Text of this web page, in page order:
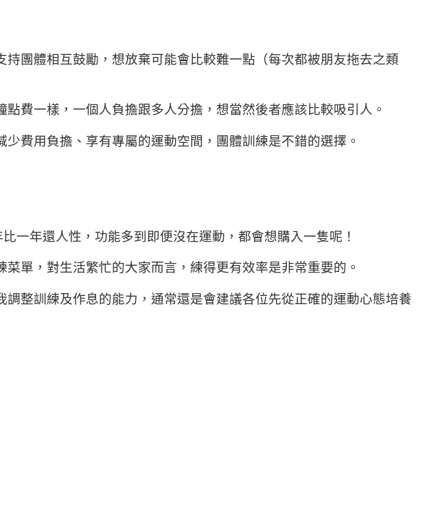
團體相互鼓勵，想放棄可能會比較難一點（每次都被朋友拖去之類
費一樣，一個人負擔跟多人分擔，想當然後者應該比較吸引人。
費用負擔、享有專屬的運動空間，團體訓練是不錯的選擇。
一年還人性，功能多到即便沒在運動，都會想購入一隻呢！
單，對生活繁忙的大家而言，練得更有效率是非常重要的。
整訓練及作息的能力，通常還是會建議各位先從正確的運動心態培養